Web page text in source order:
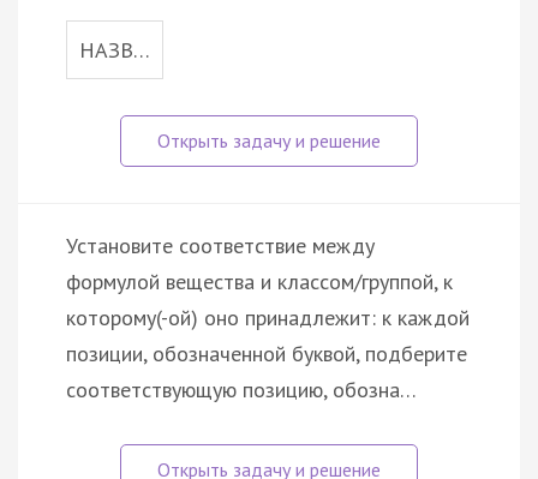
НАЗВ…
Установите соответствие между
формулой вещества и классом/группой, к
которому(-ой) оно принадлежит: к каждой
позиции, обозначенной буквой, подберите
соответствующую позицию, обозна…